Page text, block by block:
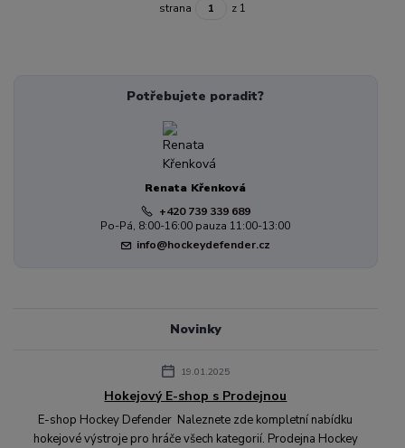
strana z 1
Potřebujete poradit?
Renata Křenková
+420 739 339 689
Po-Pá, 8:00-16:00 pauza 11:00-13:00
info@hockeydefender.cz
Novinky
19.01.2025
Hokejový E-shop s Prodejnou
E-shop Hockey Defender Naleznete zde kompletní nabídku
hokejové výstroje pro hráče všech kategorií. Prodejna Hockey